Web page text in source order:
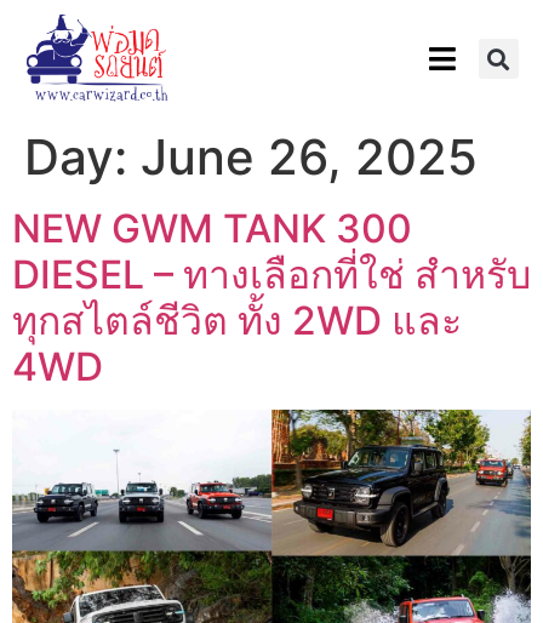
Day: June 26, 2025
NEW GWM TANK 300
DIESEL – ทางเลือกที่ใช่ สำหรับ
ทุกสไตล์ชีวิต ทั้ง 2WD และ
4WD